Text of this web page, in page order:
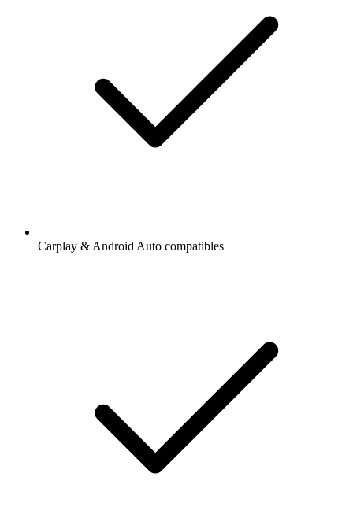
Carplay & Android Auto compatibles